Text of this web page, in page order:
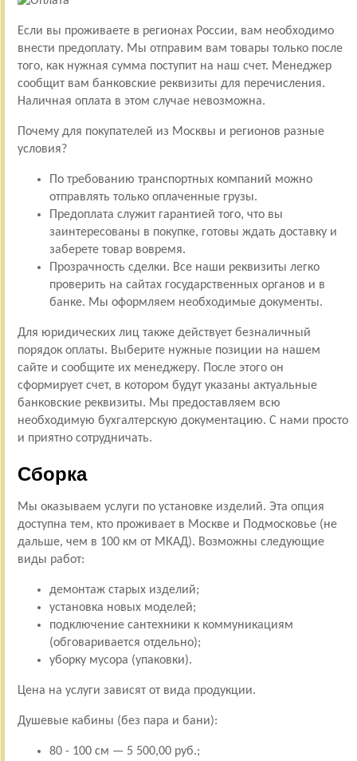
Если вы проживаете в регионах России, вам необходимо
внести предоплату. Мы отправим вам товары только после
того, как нужная сумма поступит на наш счет. Менеджер
сообщит вам банковские реквизиты для перечисления.
Наличная оплата в этом случае невозможна.
Почему для покупателей из Москвы и регионов разные
условия?
По требованию транспортных компаний можно
отправлять только оплаченные грузы.
Предоплата служит гарантией того, что вы
заинтересованы в покупке, готовы ждать доставку и
заберете товар вовремя.
Прозрачность сделки. Все наши реквизиты легко
проверить на сайтах государственных органов и в
банке. Мы оформляем необходимые документы.
Для юридических лиц также действует безналичный
порядок оплаты. Выберите нужные позиции на нашем
сайте и сообщите их менеджеру. После этого он
сформирует счет, в котором будут указаны актуальные
банковские реквизиты. Мы предоставляем всю
необходимую бухгалтерскую документацию. С нами просто
и приятно сотрудничать.
Сборка
Мы оказываем услуги по установке изделий. Эта опция
доступна тем, кто проживает в Москве и Подмосковье (не
дальше, чем в 100 км от МКАД). Возможны следующие
виды работ:
демонтаж старых изделий;
установка новых моделей;
подключение сантехники к коммуникациям
(обговаривается отдельно);
уборку мусора (упаковки).
Цена на услуги зависят от вида продукции.
Душевые кабины (без пара и бани):
80 - 100 см — 5 500,00 руб.;